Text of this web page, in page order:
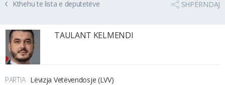
Kthehu te lista e deputetëve SHPËRNDAJ
TAULANT KELMENDI
PARTIA Lëvizja Vetëvendosje (LVV)